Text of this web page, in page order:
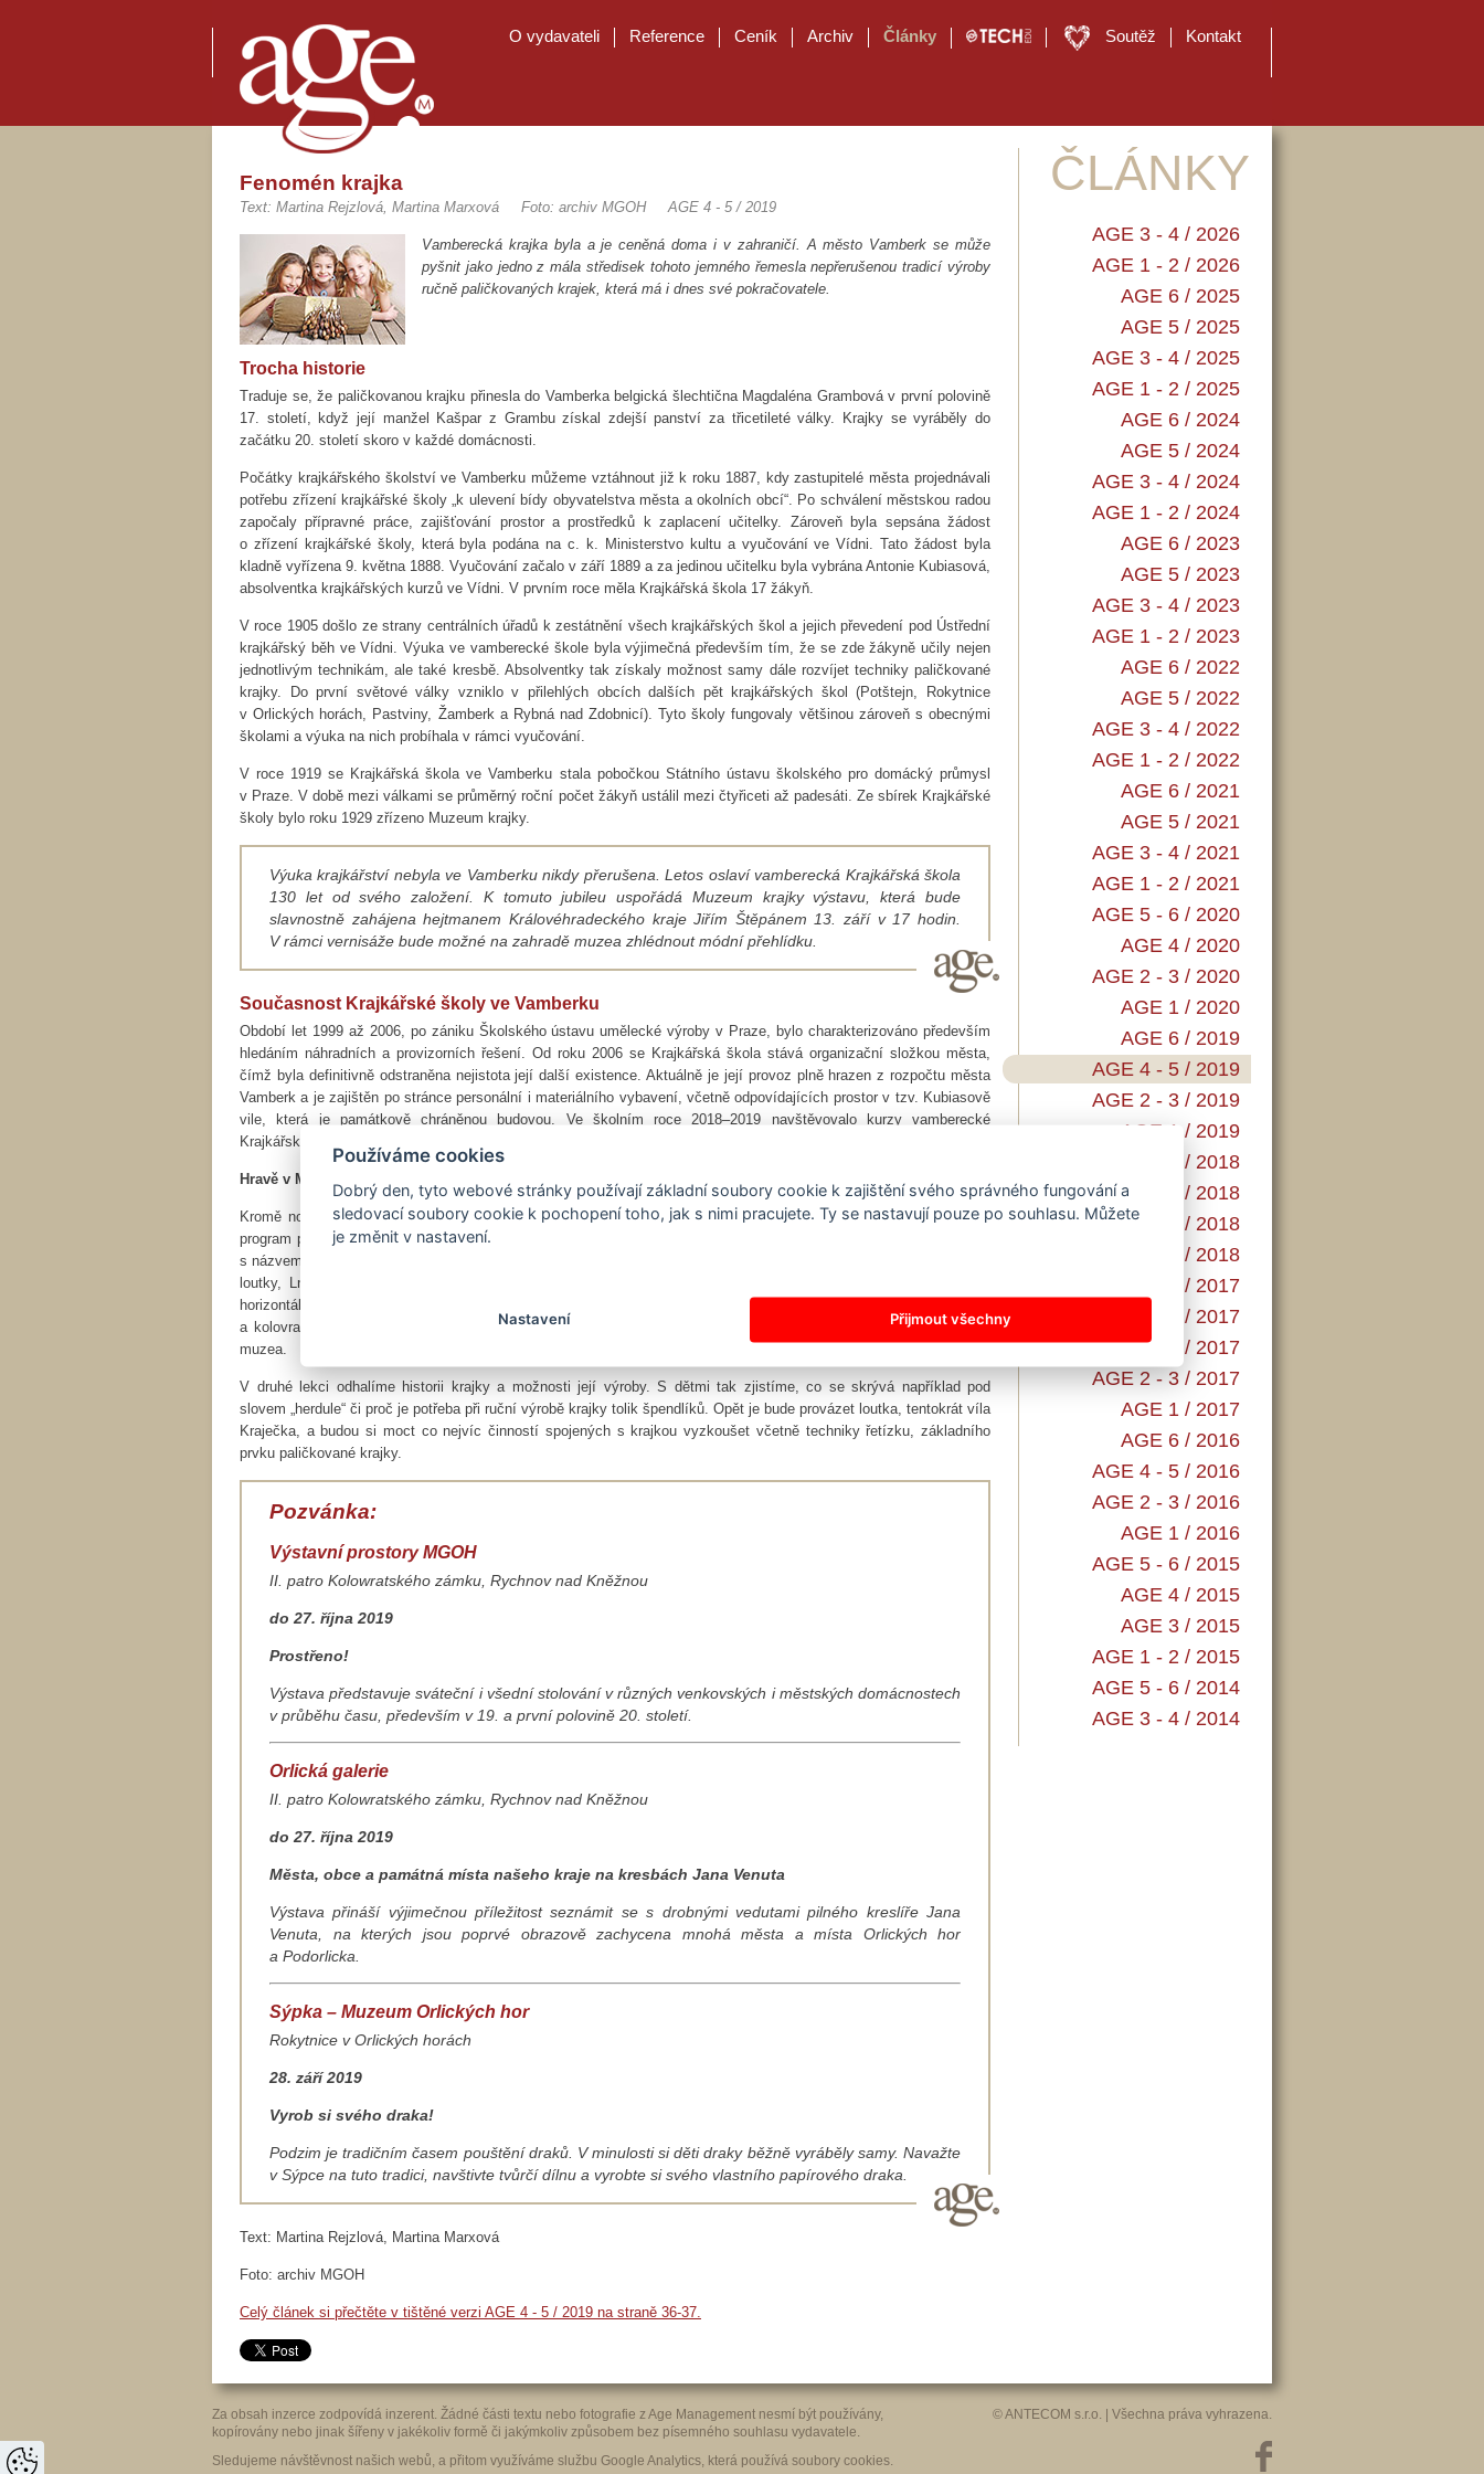
O vydavateli Reference Ceník Archiv Články Soutěž Kontakt
Fenomén krajka
Text: Martina Rejzlová, Martina Marxová Foto: archiv MGOH AGE 4 - 5 / 2019
Vamberecká krajka byla a je ceněná doma i v zahraničí. A město Vamberk se může
pyšnit jako jedno z mála středisek tohoto jemného řemesla nepřerušenou tradicí výroby
ručně paličkovaných krajek, která má i dnes své pokračovatele.
Trocha historie
Traduje se, že paličkovanou krajku přinesla do Vamberka belgická šlechtična Magdaléna Grambová v první polovině
17. století, když její manžel Kašpar z Grambu získal zdejší panství za třicetileté války. Krajky se vyráběly do
začátku 20. století skoro v každé domácnosti.
Počátky krajkářského školství ve Vamberku můžeme vztáhnout již k roku 1887, kdy zastupitelé města projednávali
potřebu zřízení krajkářské školy „k ulevení bídy obyvatelstva města a okolních obcí“. Po schválení městskou radou
započaly přípravné práce, zajišťování prostor a prostředků k zaplacení učitelky. Zároveň byla sepsána žádost
o zřízení krajkářské školy, která byla podána na c. k. Ministerstvo kultu a vyučování ve Vídni. Tato žádost byla
kladně vyřízena 9. května 1888. Vyučování začalo v září 1889 a za jedinou učitelku byla vybrána Antonie Kubiasová,
absolventka krajkářských kurzů ve Vídni. V prvním roce měla Krajkářská škola 17 žákyň.
V roce 1905 došlo ze strany centrálních úřadů k zestátnění všech krajkářských škol a jejich převedení pod Ústřední
krajkářský běh ve Vídni. Výuka ve vamberecké škole byla výjimečná především tím, že se zde žákyně učily nejen
jednotlivým technikám, ale také kresbě. Absolventky tak získaly možnost samy dále rozvíjet techniky paličkované
krajky. Do první světové války vzniklo v přilehlých obcích dalších pět krajkářských škol (Potštejn, Rokytnice
v Orlických horách, Pastviny, Žamberk a Rybná nad Zdobnicí). Tyto školy fungovaly většinou zároveň s obecnými
školami a výuka na nich probíhala v rámci vyučování.
V roce 1919 se Krajkářská škola ve Vamberku stala pobočkou Státního ústavu školského pro domácký průmysl
v Praze. V době mezi válkami se průměrný roční počet žákyň ustálil mezi čtyřiceti až padesáti. Ze sbírek Krajkářské
školy bylo roku 1929 zřízeno Muzeum krajky.
Výuka krajkářství nebyla ve Vamberku nikdy přerušena. Letos oslaví vamberecká Krajkářská škola
130 let od svého založení. K tomuto jubileu uspořádá Muzeum krajky výstavu, která bude
slavnostně zahájena hejtmanem Královéhradeckého kraje Jiřím Štěpánem 13. září v 17 hodin.
V rámci vernisáže bude možné na zahradě muzea zhlédnout módní přehlídku.
Současnost Krajkářské školy ve Vamberku
Období let 1999 až 2006, po zániku Školského ústavu umělecké výroby v Praze, bylo charakterizováno především
hledáním náhradních a provizorních řešení. Od roku 2006 se Krajkářská škola stává organizační složkou města,
čímž byla definitivně odstraněna nejistota její další existence. Aktuálně je její provoz plně hrazen z rozpočtu města
Vamberk a je zajištěn po stránce personální i materiálního vybavení, včetně odpovídajících prostor v tzv. Kubiasově
vile, která je památkově chráněnou budovou. Ve školním roce 2018–2019 navštěvovalo kurzy vamberecké
Krajkářské školy 49 dětí a 93 dospělých, letního kurzu se zúčastnilo 30 žákyň.
Hravě v Muzeu krajky
Kromě nové výstavy u příležitosti jubilea Krajkářské školy plánuje Muzeum krajky Vamberk zcela nový edukační
program pro stálou expozici s názvem „Od lnu k nitce, od nitky ke krajce“. A na co se mohou děti těšit? První lekce
s názvem „Od lnu k nitce“ jim představí způsob zpracovávání obou materiálů. Průvodci mladších žáků se stanou dvě
loutky, Lníček a Vlníček. Děti si vyzkouší lámání lnu na trdlici, česání vlny na kramplích či tkaní na malém
horizontálním stavu. Budou moci porovnat rychlost spřádání pomocí vřetena, které je známo již od pravěku,
a kolovratu, který práci přadlen velice zrychlil. Kromě toho je čekají hry, pracovní listy a ukázka krajek ze sbírek
muzea.
V druhé lekci odhalíme historii krajky a možnosti její výroby. S dětmi tak zjistíme, co se skrývá například pod
slovem „herdule“ či proč je potřeba při ruční výrobě krajky tolik špendlíků. Opět je bude provázet loutka, tentokrát víla
Kraječka, a budou si moct co nejvíc činností spojených s krajkou vyzkoušet včetně techniky řetízku, základního
prvku paličkované krajky.
Pozvánka:
Výstavní prostory MGOH
II. patro Kolowratského zámku, Rychnov nad Kněžnou
do 27. října 2019
Prostřeno!
Výstava představuje sváteční i všední stolování v různých venkovských i městských domácnostech
v průběhu času, především v 19. a první polovině 20. století.
Orlická galerie
II. patro Kolowratského zámku, Rychnov nad Kněžnou
do 27. října 2019
Města, obce a památná místa našeho kraje na kresbách Jana Venuta
Výstava přináší výjimečnou příležitost seznámit se s drobnými vedutami pilného kreslíře Jana
Venuta, na kterých jsou poprvé obrazově zachycena mnohá města a místa Orlických hor
a Podorlicka.
Sýpka – Muzeum Orlických hor
Rokytnice v Orlických horách
28. září 2019
Vyrob si svého draka!
Podzim je tradičním časem pouštění draků. V minulosti si děti draky běžně vyráběly samy. Navažte
v Sýpce na tuto tradici, navštivte tvůrčí dílnu a vyrobte si svého vlastního papírového draka.
Text: Martina Rejzlová, Martina Marxová
Foto: archiv MGOH
Celý článek si přečtěte v tištěné verzi AGE 4 - 5 / 2019 na straně 36-37.
ČLÁNKY
AGE 3 - 4 / 2026
AGE 1 - 2 / 2026
AGE 6 / 2025
AGE 5 / 2025
AGE 3 - 4 / 2025
AGE 1 - 2 / 2025
AGE 6 / 2024
AGE 5 / 2024
AGE 3 - 4 / 2024
AGE 1 - 2 / 2024
AGE 6 / 2023
AGE 5 / 2023
AGE 3 - 4 / 2023
AGE 1 - 2 / 2023
AGE 6 / 2022
AGE 5 / 2022
AGE 3 - 4 / 2022
AGE 1 - 2 / 2022
AGE 6 / 2021
AGE 5 / 2021
AGE 3 - 4 / 2021
AGE 1 - 2 / 2021
AGE 5 - 6 / 2020
AGE 4 / 2020
AGE 2 - 3 / 2020
AGE 1 / 2020
AGE 6 / 2019
AGE 4 - 5 / 2019
AGE 2 - 3 / 2019
AGE 1 / 2019
AGE 6 / 2018
AGE 4 - 5 / 2018
AGE 2 - 3 / 2018
AGE 1 / 2018
AGE 6 / 2017
AGE 5 / 2017
AGE 4 / 2017
AGE 2 - 3 / 2017
AGE 1 / 2017
AGE 6 / 2016
AGE 4 - 5 / 2016
AGE 2 - 3 / 2016
AGE 1 / 2016
AGE 5 - 6 / 2015
AGE 4 / 2015
AGE 3 / 2015
AGE 1 - 2 / 2015
AGE 5 - 6 / 2014
AGE 3 - 4 / 2014
© ANTECOM s.r.o. | Všechna práva vyhrazena.
Za obsah inzerce zodpovídá inzerent. Žádné části textu nebo fotografie z Age Management nesmí být používány,
kopírovány nebo jinak šířeny v jakékoliv formě či jakýmkoliv způsobem bez písemného souhlasu vydavatele.
Sledujeme návštěvnost našich webů, a přitom využíváme službu Google Analytics, která používá soubory cookies.
Používáme cookies
Dobrý den, tyto webové stránky používají základní soubory cookie k zajištění svého správného fungování a
sledovací soubory cookie k pochopení toho, jak s nimi pracujete. Ty se nastavují pouze po souhlasu. Můžete
je změnit v nastavení.
Nastavení Přijmout všechny